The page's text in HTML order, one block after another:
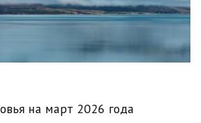
на март 2026 года